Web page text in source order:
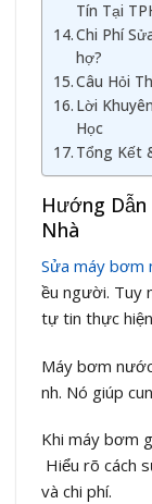
Tín Tại
Chi Phí
hợ?
Câu Hỏi
Lời
Học
Tổng Kết
Hướng
Nhà
Sửa máy bơm
ều người. Tuy
tự tin thực
Máy bơm
nh. Nó giúp
Khi máy bơm
Hiểu rõ cách
và chi phí.